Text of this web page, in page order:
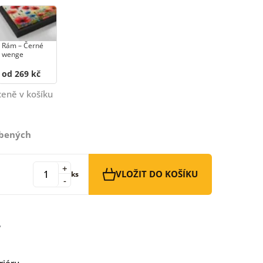
Rám –⁠⁠⁠⁠⁠⁠ Černé
wenge
od 269 kč
v košíku
-
+ ks VLOŽIT DO KOŠÍKU